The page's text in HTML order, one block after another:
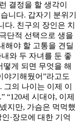
결정을 할 생각이
니다. 갑자기 분위기
다. 친구의 장인은 치
단적 선택으로 생을
해야 할 고통을 견딜
와 두 자녀를 둔 좋
떻게 되면 무엇을 해
야기해뒀어”라고도
의 나이는 이제 이
“120세 시대야, 이제
지만, 가슴은 먹먹했
·장모에 대한 기억